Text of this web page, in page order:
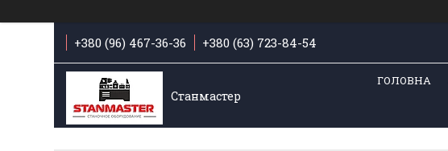
+380 (96) 467-36-36 +380 (63) 723-84-54
Станмастер
ГОЛОВНА